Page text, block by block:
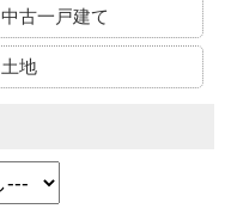
中古一戸建て
土地